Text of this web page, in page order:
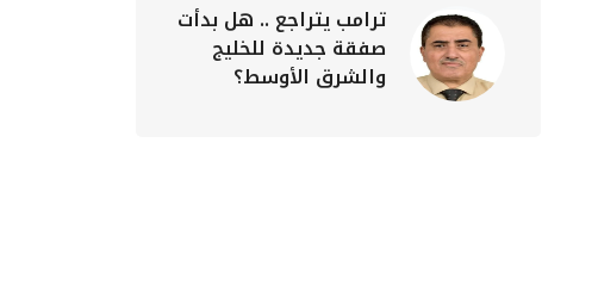
ترامب يتراجع .. هل بدأت
صفقة جديدة للخليج
والشرق الأوسط؟